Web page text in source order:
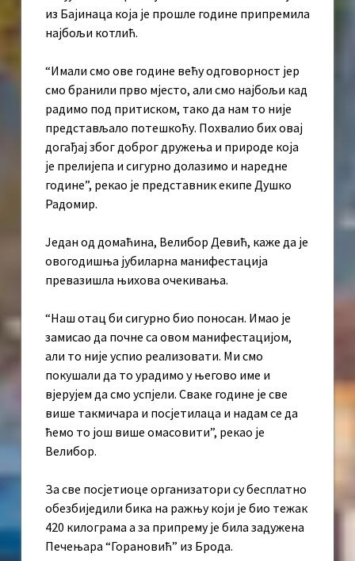
из Бајинаца која је прошле године припремила
најбољи котлић.
“Имали смо ове године већу одговорност јер
смо бранили прво мјесто, али смо најбољи кад
радимо под притиском, тако да нам то није
представљало потешкоћу. Похвалио бих овај
догађај због доброг дружења и природе која
је прелијепа и сигурно долазимо и наредне
године”, рекао је представник екипе Душко
Радомир.
Један од домаћина, Велибор Девић, каже да је
овогодишња јубиларна манифестација
превазишла њихова очекивања.
“Наш отац би сигурно био поносан. Имао је
замисао да почне са овом манифестацијом,
али то није успио реализовати. Ми смо
покушали да то урадимо у његово име и
вјерујем да смо успјели. Сваке године је све
више такмичара и посјетилаца и надам се да
ћемо то још више омасовити”, рекао је
Велибор.
За све посјетиоце организатори су бесплатно
обезбиједили бика на ражњу који је био тежак
420 килограма а за припрему је била задужена
Печењара “Горановић” из Брода.